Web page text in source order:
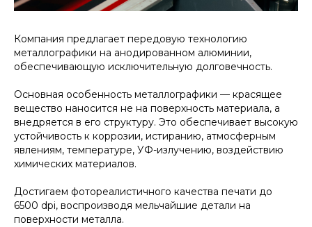
Компания предлагает передовую технологию
металлографики на анодированном алюминии,
обеспечивающую исключительную долговечность.
Основная особенность металлографики — красящее
вещество наносится не на поверхность материала, а
внедряется в его структуру. Это обеспечивает высокую
устойчивость к коррозии, истиранию, атмосферным
явлениям, температуре, УФ-излучению, воздействию
химических материалов.
Достигаем фотореалистичного качества печати до
6500 dpi, воспроизводя мельчайшие детали на
поверхности металла.